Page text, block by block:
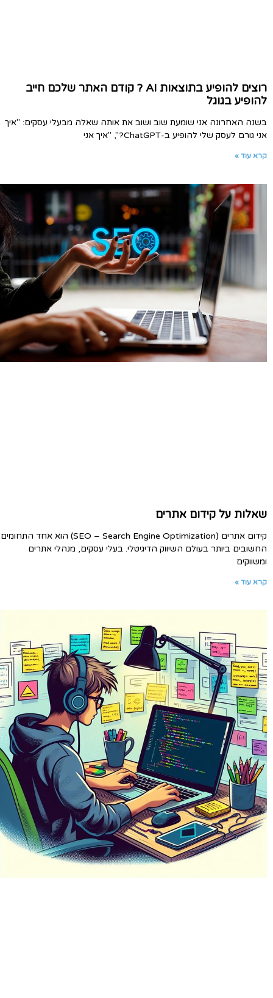
רוצים להופיע בתוצאות AI ? קודם האתר שלכם חייב
להופיע בגוגל
בשנה האחרונה אני שומעת שוב ושוב את אותה שאלה מבעלי עסקים: "איך
אני גורם לעסק שלי להופיע ב-ChatGPT?", "איך אני
קרא עוד »
שאלות על קידום אתרים
קידום אתרים (SEO – Search Engine Optimization) הוא אחד התחומים
החשובים ביותר בעולם השיווק הדיגיטלי. בעלי עסקים, מנהלי אתרים
ומשווקים
קרא עוד »